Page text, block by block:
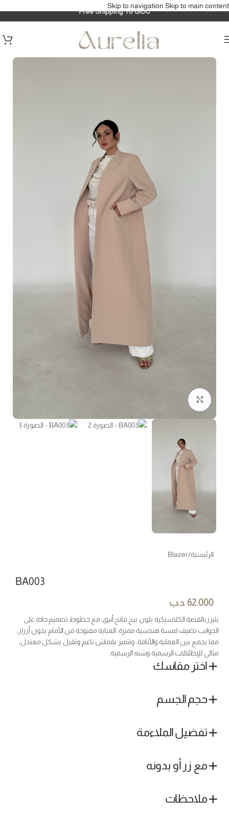
Skip to navigation Skip to main content
Free Shipping To GCC
Click to enlarge
الرئيسية/
Blazer
BA003
62.000 .د.ب
بليزربالقصة الكلاسيكية بلون بيج فاتح أنيق، مع خطوط تصميم حادة على
الجوانب تضيف لمسة هندسية مميزة. العباية مفتوحة من الأمام بدون أزرار،
مما يجمع بين العملية والأناقة، وتتميز بقماش ناعم وثقيل بشكل معتدل،
مثالي للإطلالات الرسمية وشبه الرسمية.
اختر مقاسك
حجم الجسم
تفضيل الملاءمة
مع زر أو بدونه
ملاحظات